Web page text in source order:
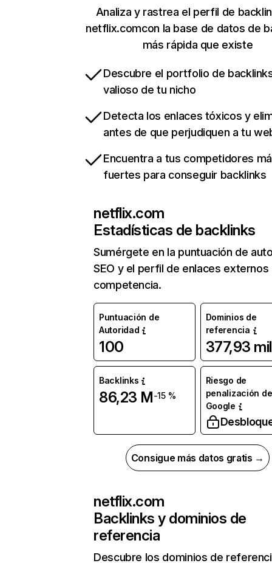
Analiza y rastrea el perfil de
netflix.comcon la base de datos de
más rápida que existe
Descubre el portfolio de
valioso de tu nicho
Detecta los enlaces tóxicos y
antes de que perjudiquen a tu
Encuentra a tus competidores
fuertes para conseguir backlinks
netflix.com
Estadísticas de backlinks
Sumérgete en la puntuación de
SEO y el perfil de enlaces externos
competencia.
Puntuación de
Autoridad
100
Dominios de
referencia
377,93 mil
Backlinks
86,23 M-15 %
Riesgo de
penalización de
Google
Consigue más datos gratis →
netflix.com
Backlinks y dominios de
referencia
Descubre los dominios de